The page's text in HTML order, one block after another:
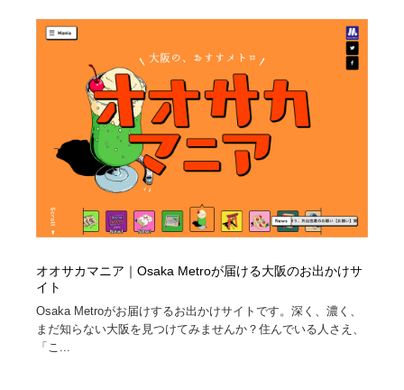
オオサカマニア｜Osaka Metroが届ける大阪のお出かけサ
イト
Osaka Metroがお届けするお出かけサイトです。深く、濃く、
まだ知らない大阪を見つけてみませんか？住んでいる人さえ、
「こ...